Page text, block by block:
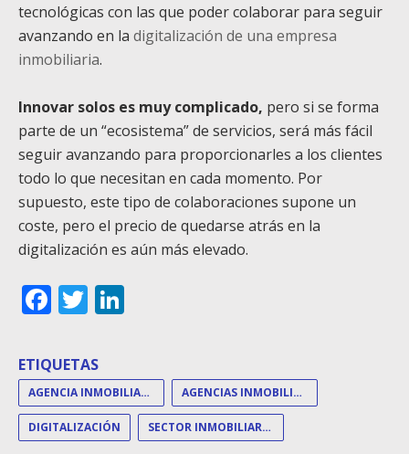
tecnológicas con las que poder colaborar para seguir
avanzando en la digitalización de una empresa
inmobiliaria.
Innovar solos es muy complicado, pero si se forma
parte de un “ecosistema” de servicios, será más fácil
seguir avanzando para proporcionarles a los clientes
todo lo que necesitan en cada momento. Por
supuesto, este tipo de colaboraciones supone un
coste, pero el precio de quedarse atrás en la
digitalización es aún más elevado.
Facebook
Twitter
ETIQUETAS
AGENCIA INMOBILIARIA AGENCIAS INMOBILIARIAS
DIGITALIZACIÓN SECTOR INMOBILIARIO